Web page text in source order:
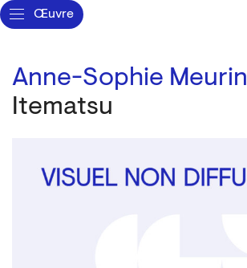
Œuvre
Anne-Sophie Meurin
Itematsu